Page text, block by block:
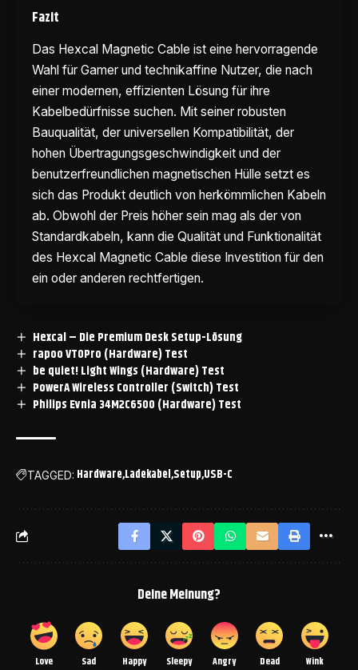
Fazit
Das Hexcal Magnetic Cable ist eine hervorragende
Wahl für Gamer und technikaffine Nutzer, die nach
einer modernen, effizienten Lösung für ihre
Kabelbedürfnisse suchen. Mit seiner robusten
Bauqualität, der universellen Kompatibilität, der
hohen Übertragungsgeschwindigkeit und der
benutzerfreundlichen magnetischen Hülle setzt es
sich das Produkt deutlich von herkömmlichen Kabeln
ab. Obwohl der Preis höher sein mag als der von
Standardkabeln, kann die Qualität und Funktionalität
des Hexcal Magnetic Cable diese Investition für den
ein oder anderen rechtfertigen.
Hexcal – Die Premium Desk Setup-Lösung
rapoo VT0Pro (Hardware) Test
be quiet! Light Wings (Hardware) Test
PowerA Wireless Controller (Switch) Test
Philips Evnia 34M2C6500 (Hardware) Test
TAGGED: Hardware Ladekabel Setup USB-C
Deine Meinung?
Love Sad Happy Sleepy Angry Dead Wink